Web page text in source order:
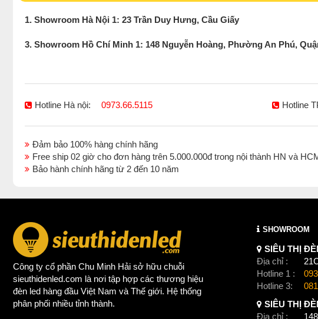
1. Showroom Hà Nội 1: 23 Trần Duy Hưng, Cầu Giấy
3. Showroom Hồ Chí Minh 1: 148 Nguyễn Hoàng, Phường An Phú,
Hotline Hà nội: 0973.66.5115 Hotline
Đảm bảo 100% hàng chính hãng
Free ship 02 giờ cho đơn hàng trên 5.000.000đ trong nội thành HN và
Bảo hành chính hãng từ 2 đến 10 năm
Công ty cổ phần Chu Minh Hải sở hữu chuỗi
sieuthidenled.com là nơi tập hợp các thương hiệu
đèn led hàng đầu Việt Nam và Thế giới. Hệ thống
phân phối nhiều tỉnh thành.
SHOWROOM
SIÊU THỊ
Địa chỉ :
Hotline 1 :
Hotline 3:
SIÊU THỊ
Địa chỉ :